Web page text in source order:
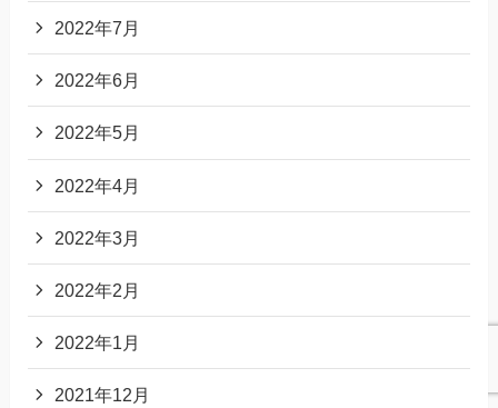
2022年7月
2022年6月
2022年5月
2022年4月
2022年3月
2022年2月
2022年1月
2021年12月